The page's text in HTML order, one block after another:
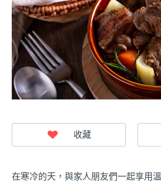
在寒冷的天，與家人朋友們一起享用